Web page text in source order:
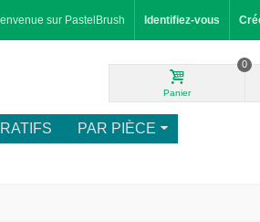
sur PastelBrush Identifiez-vous
Panier
0
PAR PIÈCE